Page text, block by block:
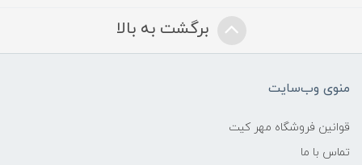
برگشت به بالا
منوی وب‌سایت
قوانین فروشگاه مهر کیت
تماس با ما